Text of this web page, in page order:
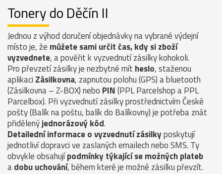
Tonery do Děčín II
Jednou z výhod doručení objednávky na vybrané výdejní
místo je, že můžete sami určit čas, kdy si zboží
vyzvednete, a pověřit k vyzvednutí zásilky kohokoli.
Pro převzetí zásilky je nezbytné mít heslo, staženou
aplikaci Zásilkovna, zapnutou polohu (GPS) a bluetooth
(Zásilkovna – Z-BOX) nebo PIN(PPL Parcelshop a PPL
Parcelbox). Při vyzvednutí zásilky prostřednictvím České
pošty (Balík na poštu, balík do Balíkovny) je potřeba znát
přidělenýjednorázový kód.
Detailední informace o vyzvednutí zásilkyposkytují
jednotliví dopravci ve zaslaných emailech nebo SMS. Ty
obvykle obsahujípodmínky týkající se možných plateb
adobu uchování, během které je možné zásilku převzít.